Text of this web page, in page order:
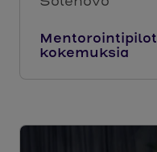
kokemuksia